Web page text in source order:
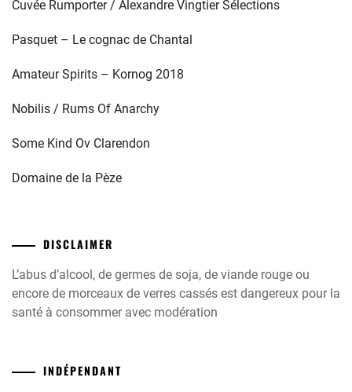
Cuvée Rumporter / Alexandre Vingtier Sélections
Pasquet – Le cognac de Chantal
Amateur Spirits – Kornog 2018
Nobilis / Rums Of Anarchy
Some Kind Ov Clarendon
Domaine de la Pèze
DISCLAIMER
L’abus d’alcool, de germes de soja, de viande rouge ou
encore de morceaux de verres cassés est dangereux pour la
santé à consommer avec modération
INDÉPENDANT